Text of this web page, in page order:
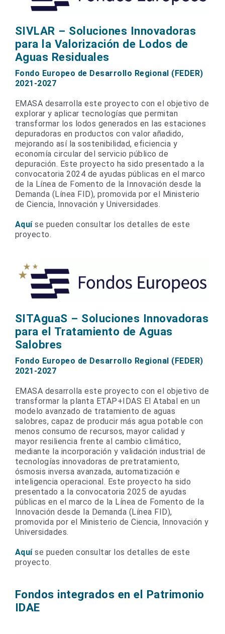
SIVLAR – Soluciones Innovadoras
para la Valorización de Lodos de
Aguas Residuales
Fondo Europeo de Desarrollo Regional (FEDER)
2021-2027
EMASA desarrolla este proyecto con el objetivo de
explorar y aplicar tecnologías que permitan
transformar los lodos generados en las estaciones
depuradoras en productos con valor añadido,
mejorando así la sostenibilidad, eficiencia y
economía circular del servicio público de
depuración. Este proyecto ha sido presentado a la
convocatoria 2024 de ayudas públicas en el marco
de la Línea de Fomento de la Innovación desde la
Demanda (Línea FID), promovida por el Ministerio
de Ciencia, Innovación y Universidades.
Aquíse pueden consultar los detalles de este
proyecto.
SITAguaS – Soluciones Innovadoras
para el Tratamiento de Aguas
Salobres
Fondo Europeo de Desarrollo Regional (FEDER)
2021-2027
EMASA desarrolla este proyecto con el objetivo de
transformar la planta ETAP+IDAS El Atabal en un
modelo avanzado de tratamiento de aguas
salobres, capaz de producir más agua potable con
menos consumo de recursos, mayor calidad y
mayor resiliencia frente al cambio climático,
mediante la incorporación y validación industrial de
tecnologías innovadoras de pretratamiento,
ósmosis inversa avanzada, automatización e
inteligencia operacional. Este proyecto ha sido
presentado a la convocatoria 2025 de ayudas
públicas en el marco de la Línea de Fomento de la
Innovación desde la Demanda (Línea FID),
promovida por el Ministerio de Ciencia, Innovación y
Universidades.
Aquí se pueden consultar los detalles de este
proyecto.
Fondos integrados en el Patrimonio
IDAE